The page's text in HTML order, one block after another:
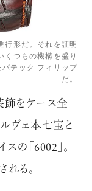
行形だ。それを証明
くつもの機構を盛り
テック フィリップ
だ。
飾をケース全
ヴェ本七宝と
の「6002」。
る。